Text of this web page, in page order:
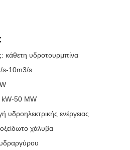
κάθετη υδροτουρμπίνα
s-10m3/s
kW-50 MW
ενέργειας
χάλυβα